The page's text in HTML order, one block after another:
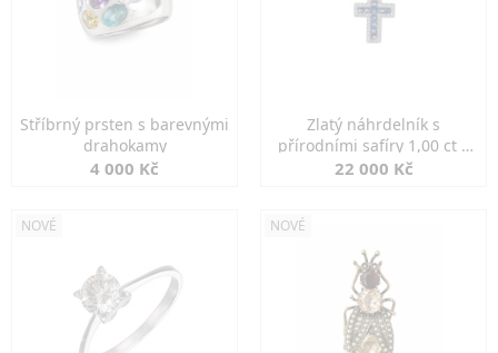
Stříbrný prsten s barevnými
drahokamy
4 000 Kč
Zlatý náhrdelník s
přírodními safíry 1,00 ct a
diamanty
22 000 Kč
NOVÉ NOVÉ